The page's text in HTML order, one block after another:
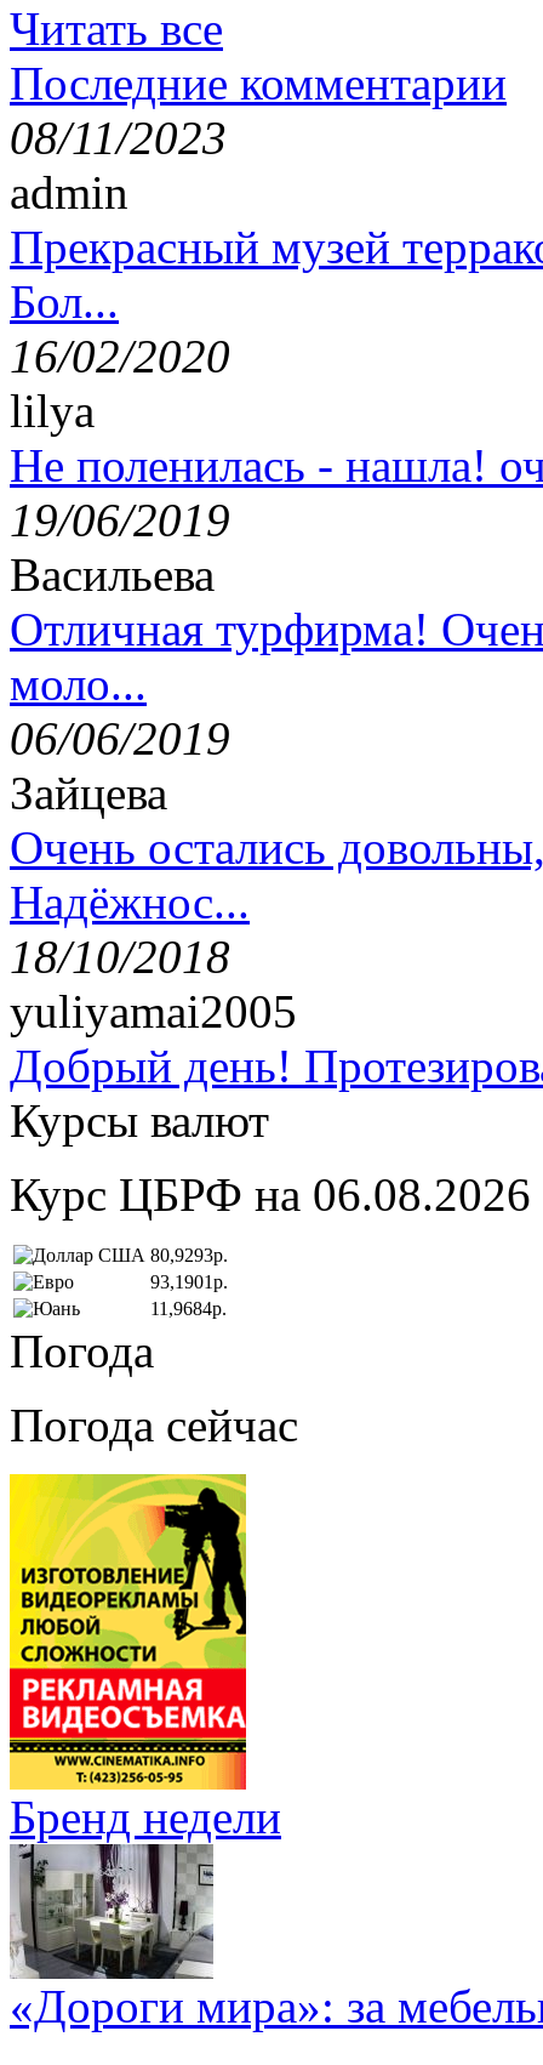
Читать все
Последние комментарии
08/11/2023
admin
Прекрасный музей
Бол...
16/02/2020
lilya
Не поленилась - нашла!
19/06/2019
Васильева
Отличная турфирма!
моло...
06/06/2019
Зайцева
Очень остались
Надёжнос...
18/10/2018
yuliyamai2005
Добрый день!
Курсы валют
Курс ЦБРФ на 06.08.2026
80,9293р.
93,1901р.
11,9684р.
Погода
Погода сейчас
Бренд недели
«Дороги мира»: за